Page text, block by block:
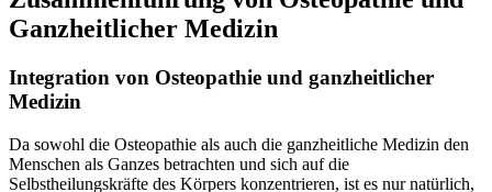
Ganzheitlicher Medizin
Integration von Osteopathie und ganzheitlicher
Medizin
Da sowohl die Osteopathie als auch die ganzheitliche Medizin den
Menschen als Ganzes betrachten und sich auf die
Selbstheilungskräfte des Körpers konzentrieren, ist es nur natürlich,